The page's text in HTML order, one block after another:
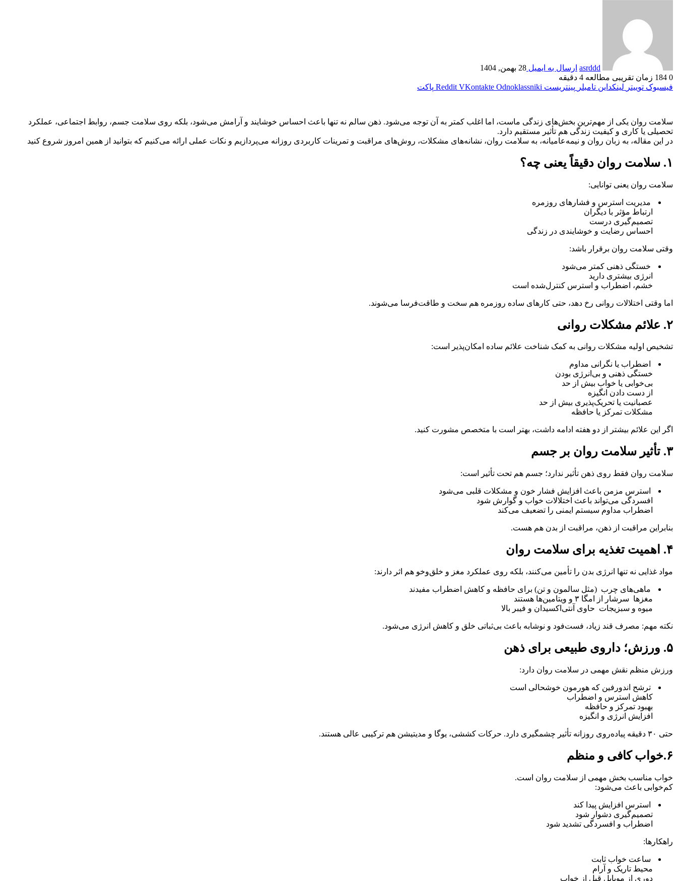
asrddd ارسال به ایمیل 28 بهمن, 1404
0
زمان تقریبی مطالعه 4 دقیقه
فیسبوک توییتر لینکداین تامبلر پینتریست Reddit VKontakte Odnoklassniki پاکت
سلامت روان یکی از مهم‌ترین بخش‌های زندگی ماست، اما اغلب کمتر به آن توجه می‌شود. ذهن سالم نه تنها باعث احساس خوشایند و آرامش می‌شود، بلکه روی سلامت جسم، روابط اجتماعی، عملکرد
تحصیلی یا کاری و کیفیت زندگی هم تأثیر مستقیم دارد.
در این مقاله، به زبان روان و نیمه‌عامیانه، به سلامت روان، نشانه‌های مشکلات، روش‌های مراقبت و تمرینات کاربردی روزانه می‌پردازیم و نکات عملی ارائه می‌کنیم که بتوانید از همین امروز شروع کنید
۱. سلامت روان دقیقاً یعنی چه؟
سلامت روان یعنی توانایی:
مدیریت استرس و فشارهای روزمره
ارتباط مؤثر با دیگران
تصمیم‌گیری درست
احساس رضایت و خوشایندی در زندگی
وقتی سلامت روان برقرار باشد:
خستگی ذهنی کمتر می‌شود
انرژی بیشتری دارید
خشم، اضطراب و استرس کنترل‌شده است
اما وقتی اختلالات روانی رخ دهد، حتی کارهای ساده روزمره هم سخت و طاقت‌فرسا می‌شوند.
۲. علائم مشکلات روانی
تشخیص اولیه مشکلات روانی به کمک شناخت علائم ساده امکان‌پذیر است:
اضطراب یا نگرانی مداوم
خستگی ذهنی و بی‌انرژی بودن
بی‌خوابی یا خواب بیش از حد
از دست دادن انگیزه
عصبانیت یا تحریک‌پذیری بیش از حد
مشکلات تمرکز یا حافظه
اگر این علائم بیشتر از دو هفته ادامه داشت، بهتر است با متخصص مشورت کنید.
۳. تأثیر سلامت روان بر جسم
سلامت روان فقط روی ذهن تأثیر ندارد؛ جسم هم تحت تأثیر است:
استرس مزمن باعث افزایش فشار خون و مشکلات قلبی می‌شود
افسردگی می‌تواند باعث اختلالات خواب و گوارش شود
اضطراب مداوم سیستم ایمنی را تضعیف می‌کند
بنابراین مراقبت از ذهن، مراقبت از بدن هم هست.
۴. اهمیت تغذیه برای سلامت روان
مواد غذایی نه تنها انرژی بدن را تأمین می‌کنند، بلکه روی عملکرد مغز و خلق‌وخو هم اثر دارند:
ماهی‌های چرب (مثل سالمون و تن) برای حافظه و کاهش اضطراب مفیدند
مغزها سرشار از امگا ۳ و ویتامین‌ها هستند
میوه و سبزیجات حاوی آنتی‌اکسیدان و فیبر بالا
نکته مهم: مصرف قند زیاد، فست‌فود و نوشابه باعث بی‌ثباتی خلق و کاهش انرژی می‌شود.
۵. ورزش؛ داروی طبیعی برای ذهن
ورزش منظم نقش مهمی در سلامت روان دارد:
ترشح اندورفین که هورمون خوشحالی است
کاهش استرس و اضطراب
بهبود تمرکز و حافظه
افزایش انرژی و انگیزه
حتی ۳۰ دقیقه پیاده‌روی روزانه تأثیر چشمگیری دارد. حرکات کششی، یوگا و مدیتیشن هم ترکیبی عالی هستند.
۶.خواب کافی و منظم
خواب مناسب بخش مهمی از سلامت روان است.
کم‌خوابی باعث می‌شود:
استرس افزایش پیدا کند
تصمیم‌گیری دشوار شود
اضطراب و افسردگی تشدید شود
راهکارها:
ساعت خواب ثابت
محیط تاریک و آرام
دوری از موبایل قبل از خواب